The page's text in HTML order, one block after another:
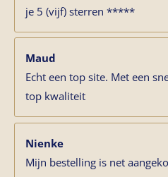
je 5 (vijf) sterren *****
Maud
Echt een top site. Met een
top kwaliteit
Nienke
Mijn bestelling is net